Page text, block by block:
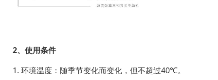
2、使用条件
1. 环境温度：随季节变化而变化，但不超过40℃。